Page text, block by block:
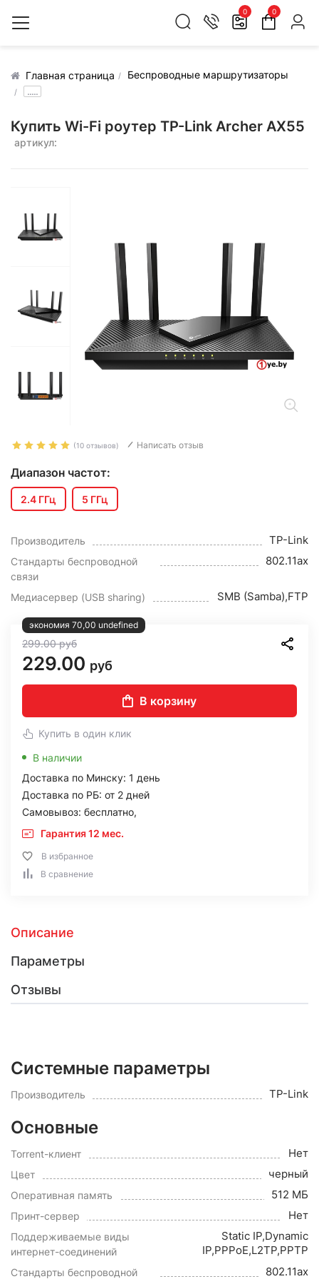
0 0
Главная страница
Беспроводные маршрутизаторы
.....
Купить Wi-Fi роутер TP-Link Archer AX55
артикул:
(10 отзывов) Написать отзыв
Диапазон частот:
2.4 ГГц 5 ГГц
Производитель TP-Link
Стандарты беспроводной
связи
802.11ax
Медиасервер (USB sharing) SMB (Samba),FTP
экономия 70,00 undefined
299.00руб
229.00 руб
В корзину
Купить в один клик
В наличии
Доставка по Минску: 1 день
Доставка по РБ: от 2 дней
Самовывоз: бесплатно,
Гарантия 12 мес.
В избранное
В сравнение
Описание
Параметры
Отзывы
Системные параметры
Производитель TP-Link
Основные
Torrent-клиент Нет
Цвет черный
Оперативная память 512 МБ
Принт-сервер Нет
Поддерживаемые виды
интернет-соединений
Static IP,Dynamic
IP,PPPoE,L2TP,PPTP
Стандарты беспроводной 802.11ax